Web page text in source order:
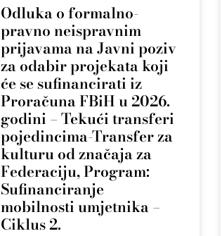
Odluka o formalno-
pravno neispravnim
prijavama na Javni poziv
za odabir projekata koji
će se sufinancirati iz
Proračuna FBiH u 2026.
godini – Tekući transferi
pojedincima-Transfer za
kulturu od značaja za
Federaciju, Program:
Sufinanciranje
mobilnosti umjetnika –
Ciklus 2.